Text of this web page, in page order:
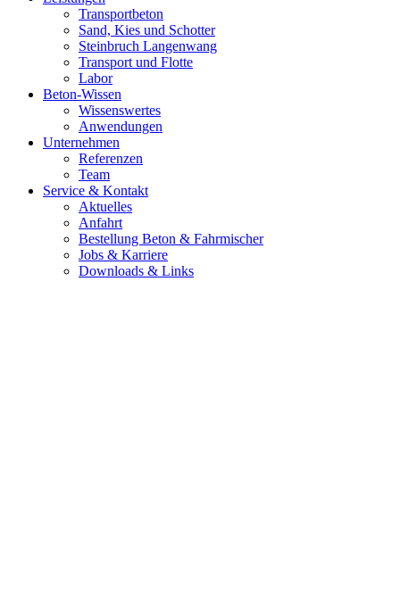
Transportbeton
Sand, Kies und Schotter
Steinbruch Langenwang
Transport und Flotte
Labor
Beton-Wissen
Wissenswertes
Anwendungen
Unternehmen
Referenzen
Team
Service & Kontakt
Aktuelles
Anfahrt
Bestellung Beton & Fahrmischer
Jobs & Karriere
Downloads & Links